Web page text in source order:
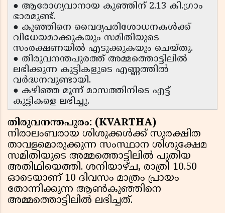
● ആരോഗ്യവാനായ കുഞ്ഞിന് 2.13 കി.ഗ്രാം
ഭാരമുണ്ട്.
● കുഞ്ഞിനെ വൈദ്യപരിശോധനകൾക്ക്
വിധേയമാക്കുകയും സമിതിയുടെ
സംരക്ഷണയിൽ എടുക്കുകയും ചെയ്തു.
● തിരുവനന്തപുരത്ത് അമ്മത്തൊട്ടിലിൽ
ലഭിക്കുന്ന കുട്ടികളുടെ എണ്ണത്തിൽ
വർദ്ധനവുണ്ടായി.
● കഴിഞ്ഞ മൂന്ന് മാസത്തിനിടെ എട്ട്
കുട്ടികളെ ലഭിച്ചു.
തിരുവനന്തപുരം: (KVARTHA)
നിരാലംബരായ ശിശുക്കൾക്ക് സുരക്ഷിത
താവളമൊരുക്കുന്ന സംസ്ഥാന ശിശുക്ഷേമ
സമിതിയുടെ അമ്മത്തൊട്ടിലിൽ പുതിയ
അതിഥിയെത്തി. ശനിയാഴ്ച, രാത്രി 10.50
ഓടെയാണ് 10 ദിവസം മാത്രം പ്രായം
തോന്നിക്കുന്ന ആൺകുഞ്ഞിനെ
അമ്മത്തൊട്ടിലിൽ ലഭിച്ചത്.